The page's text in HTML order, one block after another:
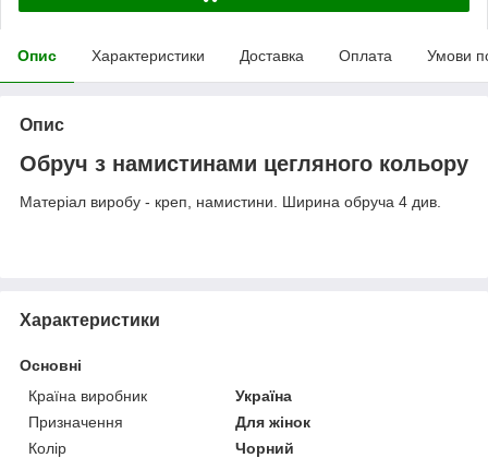
Опис Характеристики Доставка Оплата Умови
Опис
Обруч з намистинами цегляного кольору
Матеріал виробу - креп, намистини. Ширина обруча 4 див.
Характеристики
Основні
Країна виробник
Україна
Призначення
Для жінок
Колір
Чорний